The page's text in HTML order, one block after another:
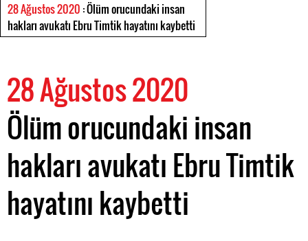
28 Ağustos 2020 : Ölüm orucundaki insan
hakları avukatı Ebru Timtik hayatını kaybetti
28 Ağustos 2020
Ölüm orucundaki insan
hakları avukatı Ebru Timtik
hayatını kaybetti